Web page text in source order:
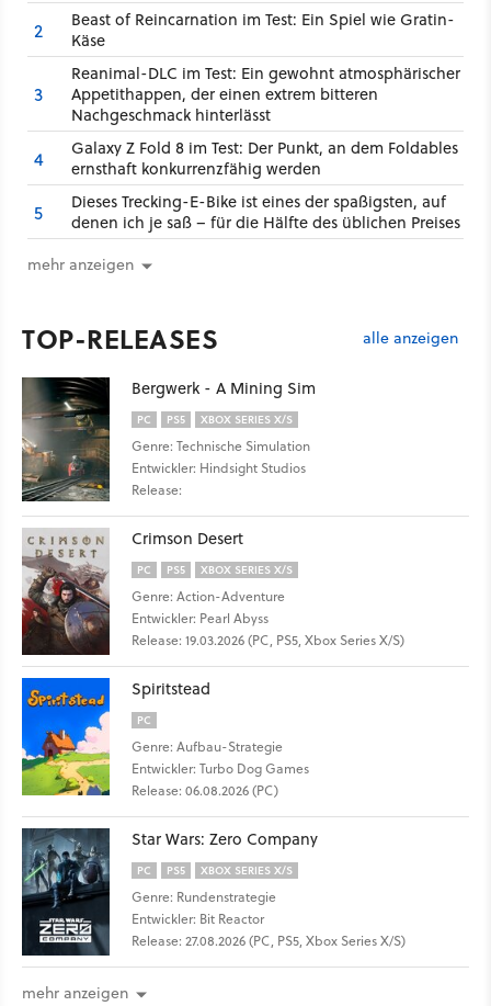
2
Beast of Reincarnation im Test: Ein Spiel wie Gratin-
Käse
3
Reanimal-DLC im Test: Ein gewohnt atmosphärischer
Appetithappen, der einen extrem bitteren
Nachgeschmack hinterlässt
4
Galaxy Z Fold 8 im Test: Der Punkt, an dem Foldables
ernsthaft konkurrenzfähig werden
5
Dieses Trecking-E-Bike ist eines der spaßigsten, auf
denen ich je saß – für die Hälfte des üblichen Preises
mehr anzeigen
TOP-RELEASES alle anzeigen
Bergwerk - A Mining Sim
PC PS5 XBOX SERIES X/S
Genre: Technische Simulation
Entwickler: Hindsight Studios
Release:
Crimson Desert
PC PS5 XBOX SERIES X/S
Genre: Action-Adventure
Entwickler: Pearl Abyss
Release: 19.03.2026 (PC, PS5, Xbox Series X/S)
Spiritstead
PC
Genre: Aufbau-Strategie
Entwickler: Turbo Dog Games
Release: 06.08.2026 (PC)
Star Wars: Zero Company
PC PS5 XBOX SERIES X/S
Genre: Rundenstrategie
Entwickler: Bit Reactor
Release: 27.08.2026 (PC, PS5, Xbox Series X/S)
mehr anzeigen